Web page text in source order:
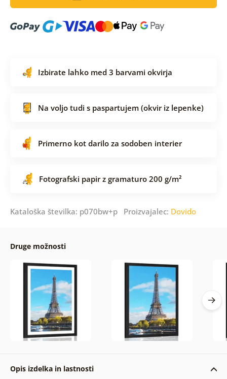
Izbirate lahko med 3 barvami okvirja
Na voljo tudi s paspartujem (okvir iz lepenke)
Primerno kot darilo za sodoben interier
Fotografski papir z gramaturo 200 g/m²
Kataloška številka: p070bw+p Proizvajalec: Dovido
Druge možnosti
Opis izdelka in lastnosti